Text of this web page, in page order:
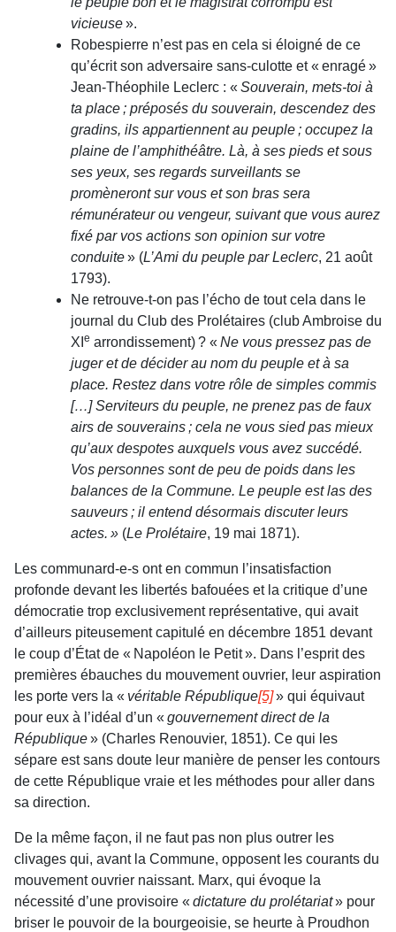
vicieuse».
Robespierre n’est pas en cela si éloigné de ce
qu’écrit son adversaire sans-culotte et « enragé »
Jean-Théophile Leclerc : « Souverain, mets-toi à
ta place ; préposés du souverain, descendez des
gradins, ils appartiennent au peuple ; occupez la
plaine de l’amphithéâtre. Là, à ses pieds et sous
ses yeux, ses regards surveillants se
promèneront sur vous et son bras sera
rémunérateur ou vengeur, suivant que vous aurez
fixé par vos actions son opinion sur votre
conduite» (L’Ami du peuple par Leclerc, 21 août
1793).
Ne retrouve-t-on pas l’écho de tout cela dans le
journal du Club des Prolétaires (club Ambroise du
XI e arrondissement) ? « Ne vous pressez pas de
juger et de décider au nom du peuple et à sa
place. Restez dans votre rôle de simples commis
[…] Serviteurs du peuple, ne prenez pas de faux
airs de souverains ; cela ne vous sied pas mieux
qu’aux despotes auxquels vous avez succédé.
Vos personnes sont de peu de poids dans les
balances de la Commune. Le peuple est las des
sauveurs ; il entend désormais discuter leurs
actes. » (Le Prolétaire, 19 mai 1871).
Les communard-e-s ont en commun l’insatisfaction
profonde devant les libertés bafouées et la critique d’une
démocratie trop exclusivement représentative, qui avait
d’ailleurs piteusement capitulé en décembre 1851 devant
le coup d’État de « Napoléon le Petit ». Dans l’esprit des
premières ébauches du mouvement ouvrier, leur aspiration
les porte vers la « véritable République[5]» qui équivaut
pour eux à l’idéal d’un « gouvernement direct de la
République» (Charles Renouvier, 1851). Ce qui les
sépare est sans doute leur manière de penser les contours
de cette République vraie et les méthodes pour aller dans
sa direction.
De la même façon, il ne faut pas non plus outrer les
clivages qui, avant la Commune, opposent les courants du
mouvement ouvrier naissant. Marx, qui évoque la
nécessité d’une provisoire « dictature du prolétariat» pour
briser le pouvoir de la bourgeoisie, se heurte à Proudhon